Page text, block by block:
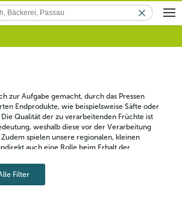
zur Aufgabe gemacht, durch das Pressen
Endprodukte, wie beispielsweise Säfte oder
Qualität der zu verarbeitenden Früchte ist
weshalb diese vor der Verarbeitung
spielen unsere regionalen, kleinen
auch eine Rolle beim Erhalt der
Filter